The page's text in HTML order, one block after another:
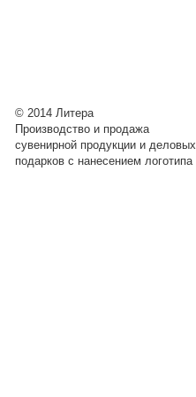
© 2014 Литера
Производство и продажа
сувенирной продукции и деловых
подарков с нанесением логотипа